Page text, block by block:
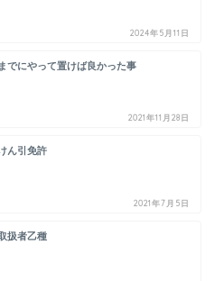
2024年5月11日
でにやって置けば良かった事
2021年11月28日
ん引免許
2021年7月5日
扱者乙種